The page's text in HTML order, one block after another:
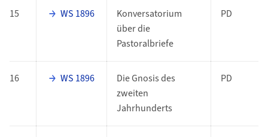
15 WS 1896
Konversatorium
über die
Pastoralbriefe
PD
16 WS 1896
Die Gnosis des
zweiten
Jahrhunderts
PD